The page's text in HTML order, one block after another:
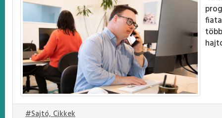
#Sajtó, Cikkek